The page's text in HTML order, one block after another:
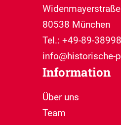
80538 München
Tel.: +49-89-
info@historische-
Information
Über uns
Team